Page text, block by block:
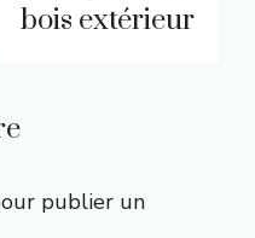
bois extérieur
publier un